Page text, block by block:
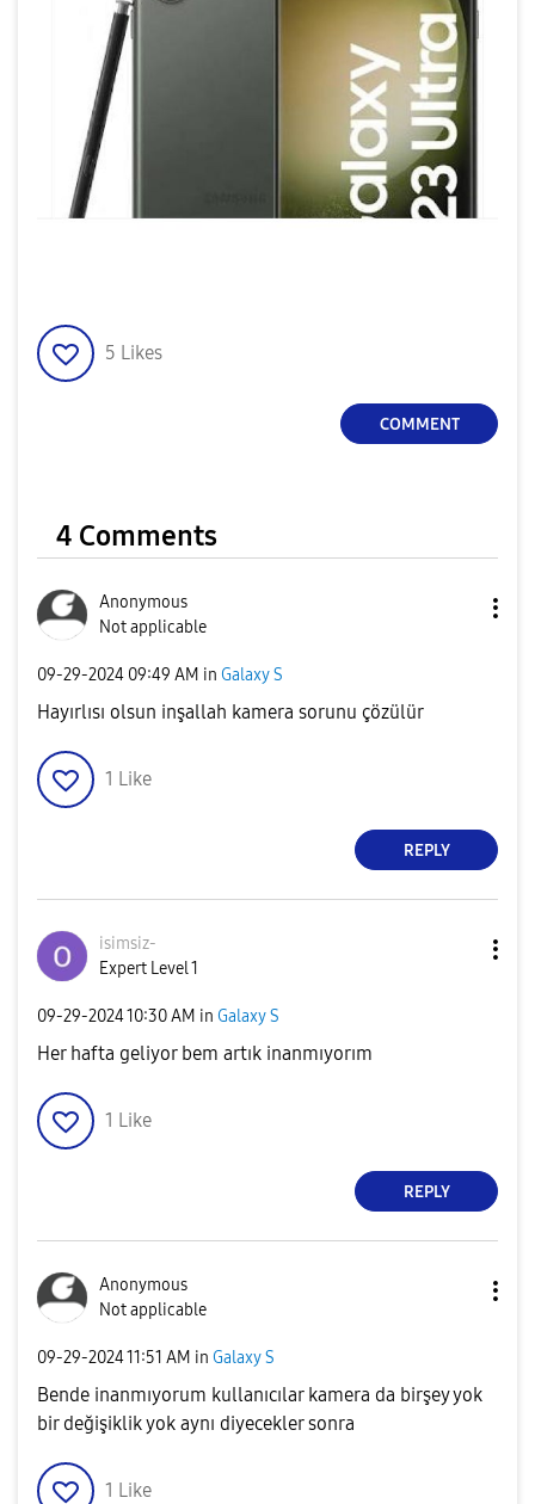
5 Likes
COMMENT
4 Comments
Anonymous
Not applicable
‎09-29-2024 09:49 AM in Galaxy S
Hayırlısı olsun inşallah kamera sorunu çözülür
1 Like
REPLY
isimsiz-
Expert Level 1
‎09-29-202410:30 AM in Galaxy S
Her hafta geliyor bem artık inanmıyorım
1 Like
REPLY
Anonymous
Not applicable
‎09-29-202411:51 AM in Galaxy S
Bende inanmıyorum kullanıcılar kamera da birşey yok
bir değişiklik yok aynı diyecekler sonra
1 Like